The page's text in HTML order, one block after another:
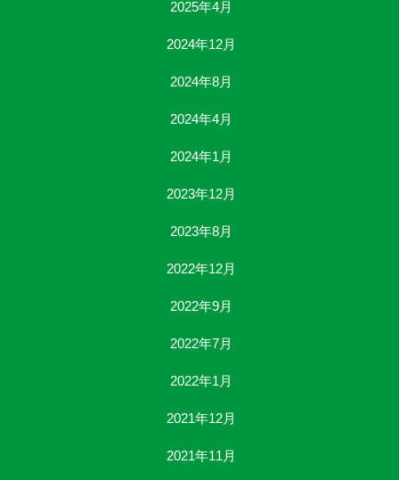
2025年4月
2024年12月
2024年8月
2024年4月
2024年1月
2023年12月
2023年8月
2022年12月
2022年9月
2022年7月
2022年1月
2021年12月
2021年11月